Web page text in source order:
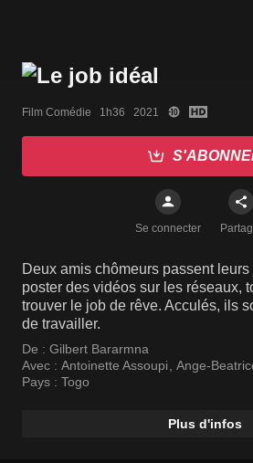
Film Comédie   1h36   2021
Se connecter
Deux amis chômeurs passent
poster des vidéos sur les réseaux,
trouver le job de rêve. Acculés, ils
de travailler.
De : Gilbert Bararmna
Avec : Antoinette Assoupi, Ange-
Gentil Houndenou
Pays : Togo
Plus d'infos